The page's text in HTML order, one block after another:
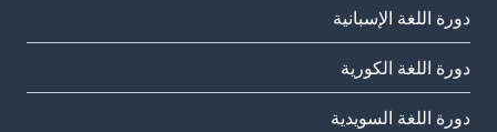
دورة اللغة الإسبانية
دورة اللغة الكورية
دورة اللغة السويدية